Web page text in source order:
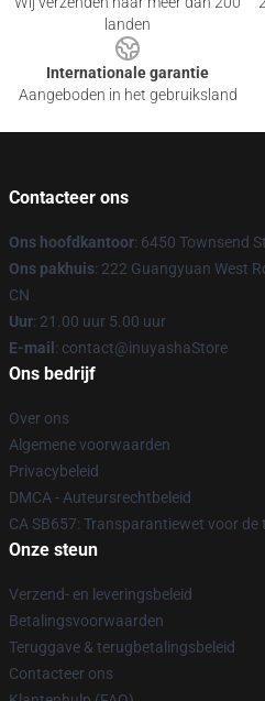
landen
Internationale garantie
Aangeboden in het gebruiksland
Contacteer ons
Ons hoofdkantoor: 6450 Townsend
Ons pakhuis: 222 Guangyuan West
CN
Uur: 21.00 uur 5.00 uur
E-mail : contact@inuyashaStore
Ons bedrijf
Over ons
Algemene voorwaarden
Privacybeleid
DMCA - Auteursrechtbeleid
CA SB657: Transparantiewet voor de
Onze steun
Verzend- en leveringsbeleid
Betalingsvoorwaarden
Teruggave & terugbetalingsbeleid
Contacteer ons